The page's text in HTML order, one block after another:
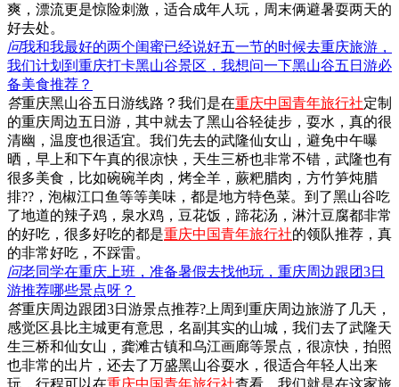
爽，漂流更是惊险刺激，适合成年人玩，周末俩避暑耍两天的
好去处。
问我和我最好的两个闺蜜已经说好五一节的时候去重庆旅游，
我们计划到重庆打卡黑山谷景区，我想问一下黑山谷五日游必
备美食推荐？
答重庆黑山谷五日游线路？我们是在重庆中国青年旅行社定制
的重庆周边五日游，其中就去了黑山谷轻徒步，耍水，真的很
清幽，温度也很适宜。我们先去的武隆仙女山，避免中午曝
晒，早上和下午真的很凉快，天生三桥也非常不错，武隆也有
很多美食，比如碗碗羊肉，烤全羊，蕨粑腊肉，方竹笋炖腊
排??，泡椒江口鱼等等美味，都是地方特色菜。到了黑山谷吃
了地道的辣子鸡，泉水鸡，豆花饭，蹄花汤，淋汁豆腐都非常
的好吃，很多好吃的都是重庆中国青年旅行社的领队推荐，真
的非常好吃，不踩雷。
问老同学在重庆上班，准备暑假去找他玩，重庆周边跟团3日
游推荐哪些景点呀？
答重庆周边跟团3日游景点推荐?上周到重庆周边旅游了几天，
感觉区县比主城更有意思，名副其实的山城，我们去了武隆天
生三桥和仙女山，龚滩古镇和乌江画廊等景点，很凉快，拍照
也非常的出片，还去了万盛黑山谷耍水，很适合年轻人出来
玩，行程可以在重庆中国青年旅行社查看，我们就是在这家旅